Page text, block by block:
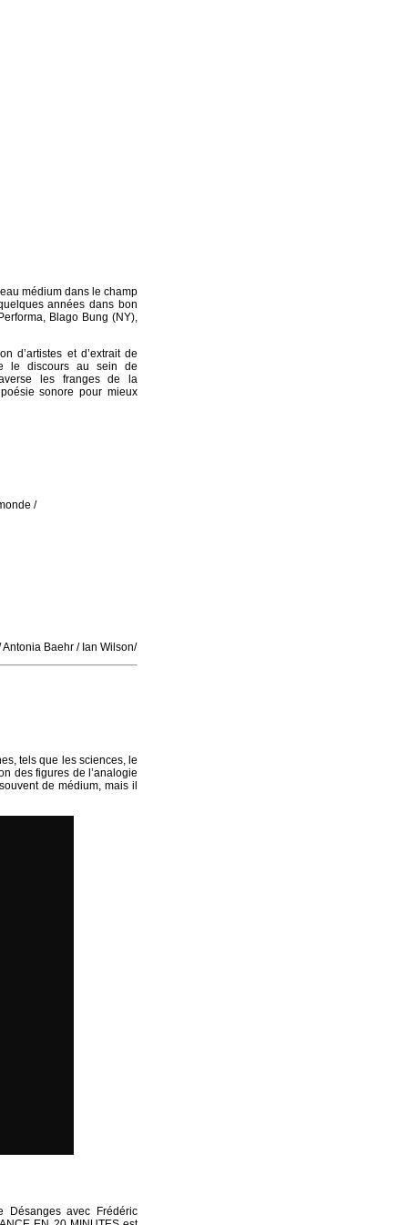
médium dans le champ
années dans bon
Blago Bung (NY),
d’artistes et d’extrait de
le discours au sein de
les franges de la
sonore pour mieux
/
Baehr / Ian Wilson/
tels que les sciences, le
des figures de l’analogie
de médium, mais il
avec Frédéric